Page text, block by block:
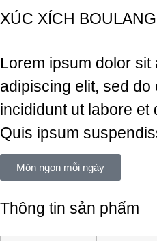
XÚC XÍCH
Lorem ipsum dolor
adipiscing elit, sed do
incididunt ut labore et
Quis ipsum
Món ngon mỗi ngày
Thông tin sản phẩm